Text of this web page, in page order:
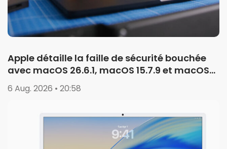
Apple détaille la faille de sécurité bouchée
avec macOS 26.6.1, macOS 15.7.9 et macOS
14.8.9
6 Aug. 2026 • 20:58